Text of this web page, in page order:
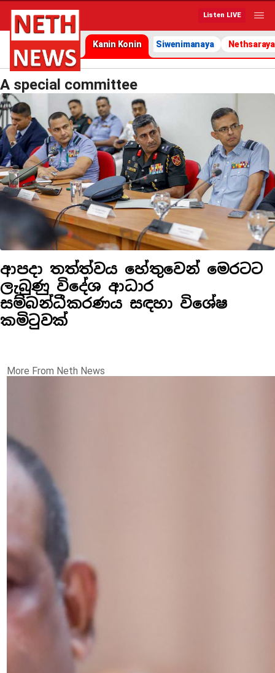
Listen LIVE
Kanin Konin Siwenimanaya Nethsaraya
A special committee
ආපදා තත්ත්වය හේතුවෙන් මෙරටට
ලැබුණු විදේශ ආධාර
සම්බන්ධීකරණය සඳහා විශේෂ
කමිටුවක්
More From Neth News